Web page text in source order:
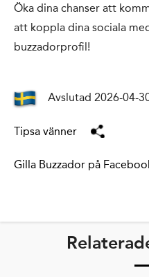
Öka dina chanser att
att koppla dina sociala
buzzadorprofil!
Avslutad 2026-04-
Tipsa vänner
Gilla Buzzador på